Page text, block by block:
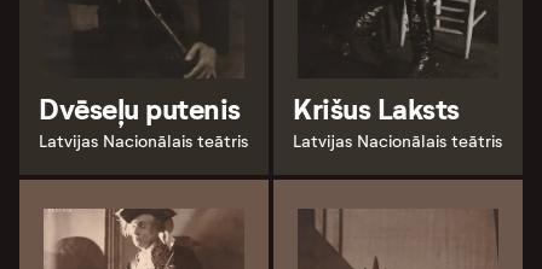
Dvēseļu putenis
Latvijas Nacionālais teātris
Krišus Laksts
Latvijas Nacionālais teātris